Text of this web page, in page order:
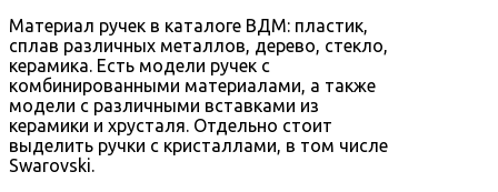
Материал ручек в каталоге ВДМ: пластик,
сплав различных металлов, дерево, стекло,
керамика. Есть модели ручек с
комбинированными материалами, а также
модели с различными вставками из
керамики и хрусталя. Отдельно стоит
выделить ручки с кристаллами, в том числе
Swarovski.